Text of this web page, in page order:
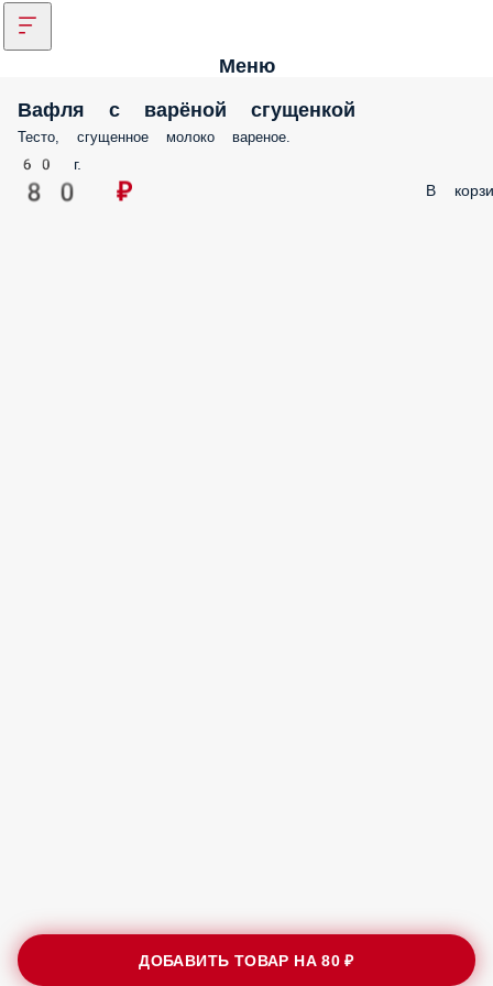
Меню
Вафля с варёной сгущенкой
Тесто, сгущенное молоко вареное.
60 г.
80 ₽ В
ДОБАВИТЬ ТОВАР НА80 ₽